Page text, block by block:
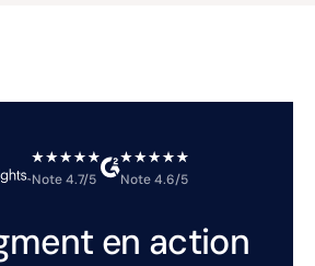
Note 4.7/5 Note 4.6/5
en action